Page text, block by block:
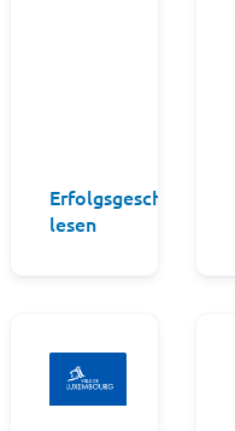
Erfolgsgeschichte
lesen